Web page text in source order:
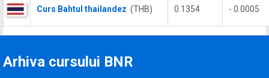
Curs Bahtul thailandez (THB) 0.1354 - 0.0005
Arhiva cursului BNR